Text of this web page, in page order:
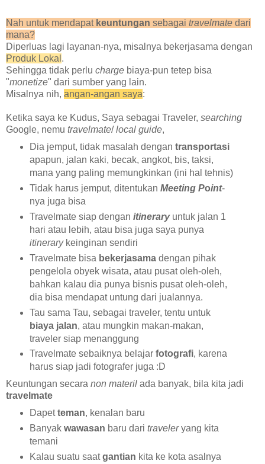
Nah untuk mendapat keuntungan sebagai travelmate dari
mana?
Diperluas lagi layanan-nya, misalnya bekerjasama dengan
Produk Lokal .
Sehingga tidak perlu charge biaya-pun tetep bisa
"monetize" dari sumber yang lain.
Misalnya nih, angan-angan saya:
Ketika saya ke Kudus, Saya sebagai Traveler, searching
Google, nemu travelmate/local guide,
Dia jemput, tidak masalah dengan transportasi
apapun, jalan kaki, becak, angkot, bis, taksi,
mana yang paling memungkinkan (ini hal tehnis)
Tidak harus jemput, ditentukan Meeting Point-
nya juga bisa
Travelmate siap dengan itinerary untuk jalan 1
hari atau lebih, atau bisa juga saya punya
itinerary keinginan sendiri
Travelmate bisa bekerjasama dengan pihak
pengelola obyek wisata, atau pusat oleh-oleh,
bahkan kalau dia punya bisnis pusat oleh-oleh,
dia bisa mendapat untung dari jualannya.
Tau sama Tau, sebagai traveler, tentu untuk
biaya jalan, atau mungkin makan-makan,
traveler siap menanggung
Travelmate sebaiknya belajar fotografi, karena
harus siap jadi fotografer juga :D
Keuntungan secara non materil ada banyak, bila kita jadi
travelmate
Dapetteman, kenalan baru
Banyak wawasan baru dari traveleryang kita
temani
Kalau suatu saatgantian kita ke kota asalnya